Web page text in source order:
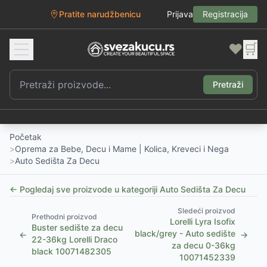
Pratite narudžbenicu Prijava Registracija
❤️ 🛒
Pretraži
Početak
>Oprema za Bebe, Decu i Mame | Kolica, Kreveci i Nega
>Auto Sedišta Za Decu
← Pogledaj sve proizvode u kategoriji Auto Sedišta Za Decu
←
Prethodni proizvod
Buster sedište za decu
22-36kg Lorelli Draco
black 10071482305
Sledeći proizvod
Lorelli Lyra Isofix
black/grey - Auto sedište
za decu 0-36kg
10071452339
→